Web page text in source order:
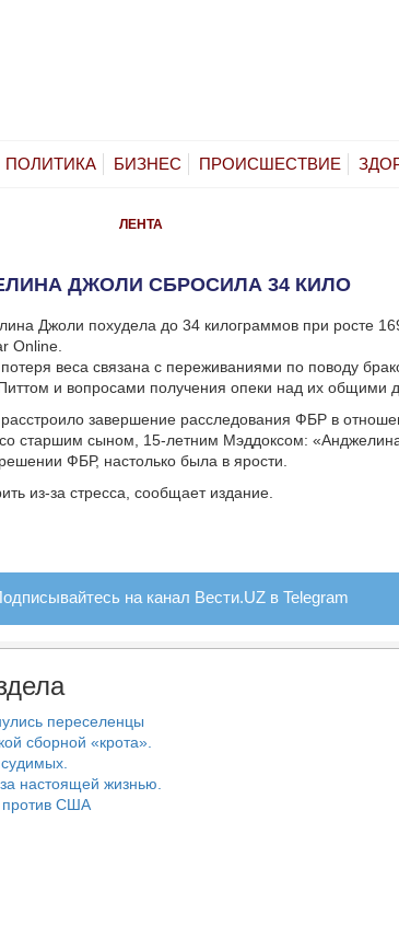
ПОЛИТИКА БИЗНЕС ПРОИСШЕСТВИЕ
ЛЕНТА
ДЖОЛИ СБРОСИЛА 34 КИЛО
Джоли похудела до 34 килограммов при росте
Online.
веса связана с переживаниями по поводу
и вопросами получения опеки над их общими
завершение расследования ФБР в
старшим сыном, 15-летним Мэддоксом:
ФБР, настолько была в ярости.
из-за стресса, сообщает издание.
на канал Вести.UZ в Telegram
переселенцы
сборной «крота».
настоящей жизнью.
против США